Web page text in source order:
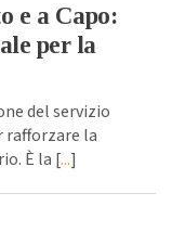
e a Capo:
per la
del servizio
rafforzare la
È la [...]